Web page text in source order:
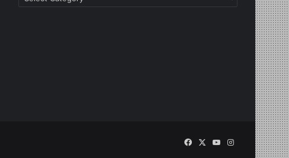
Facebook
X YouTubeInstagram